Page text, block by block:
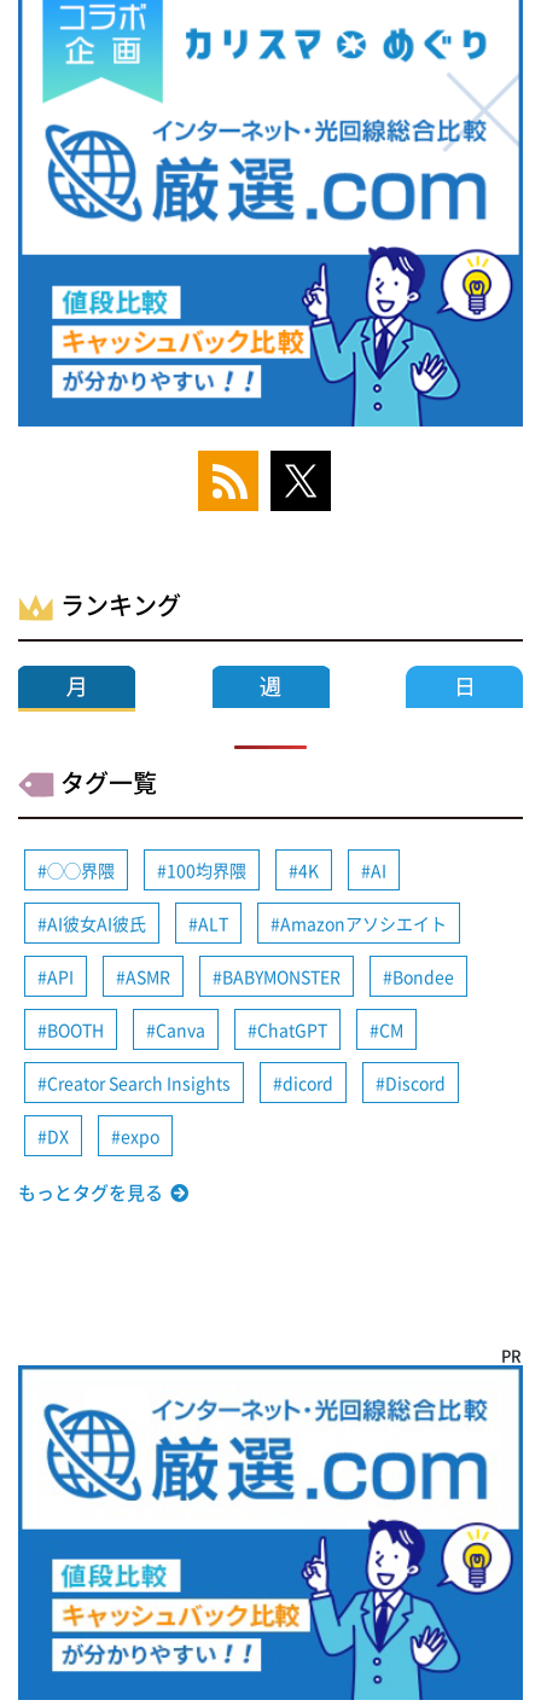
ランキング
タグ一覧
◯◯界隈 100均界隈 4K AI
AI彼女AI彼氏 ALT Amazonアソシエイト
API ASMR BABYMONSTER Bondee
BOOTH Canva ChatGPT CM
Creator Search Insights dicord Discord
DX expo
もっとタグを見る
PR